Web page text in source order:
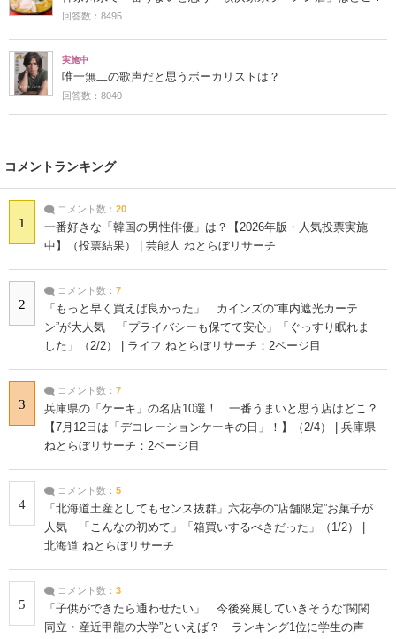
回答数：8495
実施中
唯一無二の歌声だと思うボーカリストは？
回答数：8040
コメントランキング
1
コメント数： 20
一番好きな「韓国の男性俳優」は？【2026年版・人気投票実施
中】（投票結果） | 芸能人 ねとらぼリサーチ
2
コメント数： 7
「もっと早く買えば良かった」 カインズの“車内遮光カーテ
ン”が大人気 「プライバシーも保てて安心」「ぐっすり眠れま
した」（2/2） | ライフ ねとらぼリサーチ：2ページ目
3
コメント数： 7
兵庫県の「ケーキ」の名店10選！ 一番うまいと思う店はどこ？
【7月12日は「デコレーションケーキの日」！】（2/4） | 兵庫県
ねとらぼリサーチ：2ページ目
4
コメント数： 5
「北海道土産としてもセンス抜群」六花亭の“店舗限定”お菓子が
人気 「こんなの初めて」「箱買いするべきだった」（1/2） |
北海道 ねとらぼリサーチ
5
コメント数： 3
「子供ができたら通わせたい」 今後発展していきそうな“関関
同立・産近甲龍の大学”といえば？ ランキング1位に学生の声